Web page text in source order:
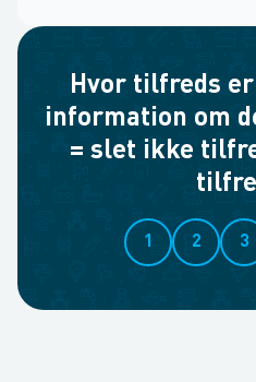
Hvor tilfreds er
information om
= slet ikke
1 2 3